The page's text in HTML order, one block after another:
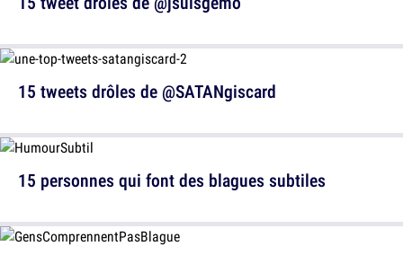
15 personnes qui font des blagues subtiles
15 tweets drôles de @SATANgiscard